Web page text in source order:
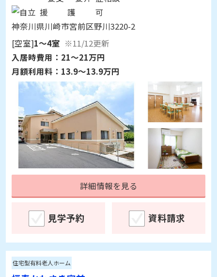
神奈川県川崎市宮前区野川3220-2
[空室]1～4室 ※11/12更新
入居時費用： 21～21万円
月額利用料： 13.9～13.9万円
詳細情報を見る
住宅型有料老人ホーム
福寿かわさき宮前